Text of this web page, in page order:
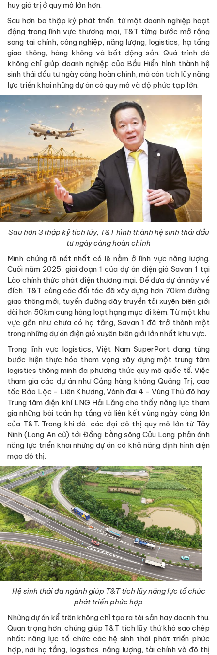
huy giá trị ở quy mô lớn hơn.
Sau hơn ba thập kỷ phát triển, từ một doanh nghiệp hoạt
động trong lĩnh vực thương mại, T&T từng bước mở rộng
sang tài chính, công nghiệp, năng lượng, logistics, hạ tầng
giao thông, hàng không và bất động sản. Quá trình đó
không chỉ giúp doanh nghiệp của Bầu Hiển hình thành hệ
sinh thái đầu tư ngày càng hoàn chỉnh, mà còn tích lũy năng
lực triển khai những dự án có quy mô và độ phức tạp lớn.
Sau hơn 3 thập kỷ tích lũy, T&T hình thành hệ sinh thái đầu
tư ngày càng hoàn chỉnh
Minh chứng rõ nét nhất có lẽ nằm ở lĩnh vực năng lượng.
Cuối năm 2025, giai đoạn 1 của dự án điện gió Savan 1 tại
Lào chính thức phát điện thương mại. Để đưa dự án này về
đích, T&T cùng các đối tác đã xây dựng hơn 70km đường
giao thông mới, tuyến đường dây truyền tải xuyên biên giới
dài hơn 50km cùng hàng loạt hạng mục đi kèm. Từ một khu
vực gần như chưa có hạ tầng, Savan 1 đã trở thành một
trong những dự án điện gió xuyên biên giới lớn nhất khu vực.
Trong lĩnh vực logistics, Việt Nam SuperPort đang từng
bước hiện thực hóa tham vọng xây dựng một trung tâm
logistics thông minh đa phương thức quy mô quốc tế. Việc
tham gia các dự án như Cảng hàng không Quảng Trị, cao
tốc Bảo Lộc - Liên Khương, Vành đai 4 - Vùng Thủ đô hay
Trung tâm điện khí LNG Hải Lăng cho thấy năng lực tham
gia những bài toán hạ tầng và liên kết vùng ngày càng lớn
của T&T. Trong khi đó, các đại đô thị quy mô lớn từ Tây
Ninh (Long An cũ) tới Đồng bằng sông Cửu Long phản ánh
năng lực triển khai những dự án có khả năng định hình diện
mạo đô thị.
Hệ sinh thái đa ngành giúp T&T tích lũy năng lực tổ chức
phát triển phức hợp
Những dự án kể trên không chỉ tạo ra tài sản hay doanh thu.
Quan trọng hơn, chúng giúp T&T tích lũy thứ khó sao chép
nhất: năng lực tổ chức các hệ sinh thái phát triển phức
hợp, nơi hạ tầng, logistics, năng lượng, tài chính và đô thị